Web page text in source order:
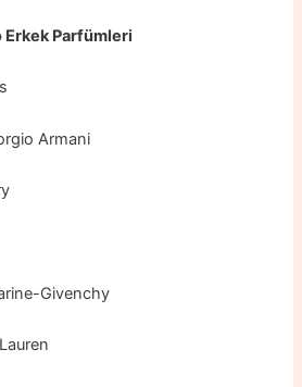
Erkek Parfümleri
Armani
Givenchy